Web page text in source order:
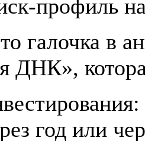
профиль
галочка в
ДНК»,
год или